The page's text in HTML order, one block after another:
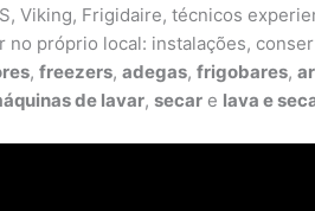
Viking, Frigidaire, técnicos
no próprio local: instalações,
,freezers,adegas,frigobares,
de lavar,secar e lava e